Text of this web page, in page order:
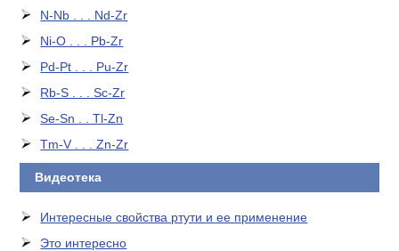
N-Nb . . . Nd-Zr
Ni-O . . . Pb-Zr
Pd-Pt . . . Pu-Zr
Rb-S . . . Sc-Zr
Se-Sn . . Tl-Zn
Tm-V . . . Zn-Zr
Видеотека
Интересные свойства ртути и ее применение
Это интересно